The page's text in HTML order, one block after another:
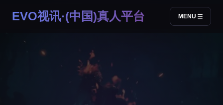
EVO视讯·(中国)真人平台 MENU